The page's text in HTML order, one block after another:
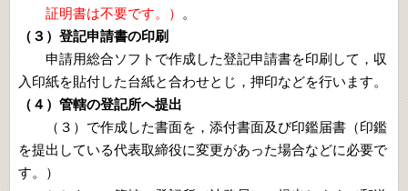
証明書は不要です。）
。
（３）登記申請書の印刷
申請用総合ソフトで作成した登記申請書を印刷して，収
入印紙を貼付した台紙と合わせとじ，押印などを行います。
（４）管轄の登記所へ提出
（３）で作成した書面を，添付書面及び印鑑届書（印鑑
を提出している代表取締役に変更があった場合などに必要で
す。）